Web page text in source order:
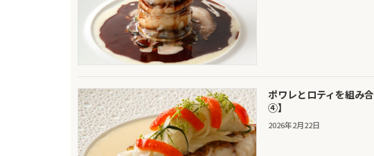
ポワレとロティを組み
④】
2026年2月22日